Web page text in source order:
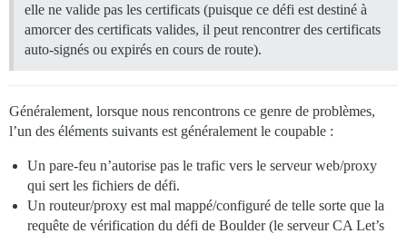
elle ne valide pas les certificats (puisque ce défi est destiné à
amorcer des certificats valides, il peut rencontrer des certificats
auto-signés ou expirés en cours de route).
Généralement, lorsque nous rencontrons ce genre de problèmes,
l’un des éléments suivants est généralement le coupable :
Un pare-feu n’autorise pas le trafic vers le serveur web/proxy
qui sert les fichiers de défi.
Un routeur/proxy est mal mappé/configuré de telle sorte que la
requête de vérification du défi de Boulder (le serveur CA Let’s